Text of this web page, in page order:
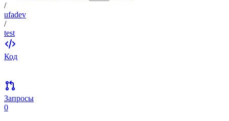
/
ufadev
/
test
Код
Запросы
0